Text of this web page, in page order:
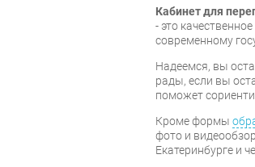
Кабинет для
- это
современному
Надеемся, вы
рады, если вы
поможет
Кроме формы
фото и
Екатеринбурге и